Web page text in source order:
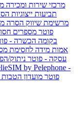
מרכזי שירות ומכירה
תביעות ייצוגיות
מרשימת שיווק הסרה
פוטר מספרים
בקומה הכשרה -
אמות מידה לחסימת
עסקה - פוטר ניתוק/
by Pelephone -
פוטר מועדון הטבות